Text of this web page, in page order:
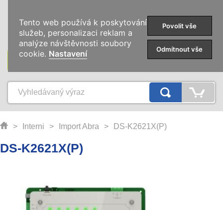
KATEGORIE
> Interni > Import Abra > DS-K2621X(P)
DS-K2621X(P)
Tento web používá k poskytování
služeb, personalizaci reklam a
analýze návštěvnosti soubory
cookie. Nastavení
Povolit vše
Odmítnout vše